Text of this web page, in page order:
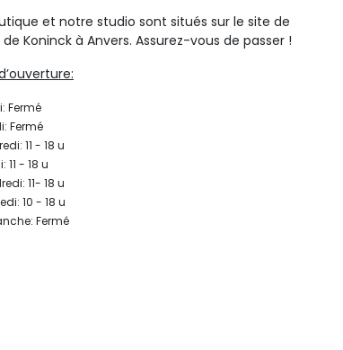
et notre studio sont situés sur le site de
de Koninck à Anvers. Assurez-vous de passer !
Fermé
Fermé
11 - 18 u
11 - 18 u
11- 18 u
10 - 18 u
Fermé